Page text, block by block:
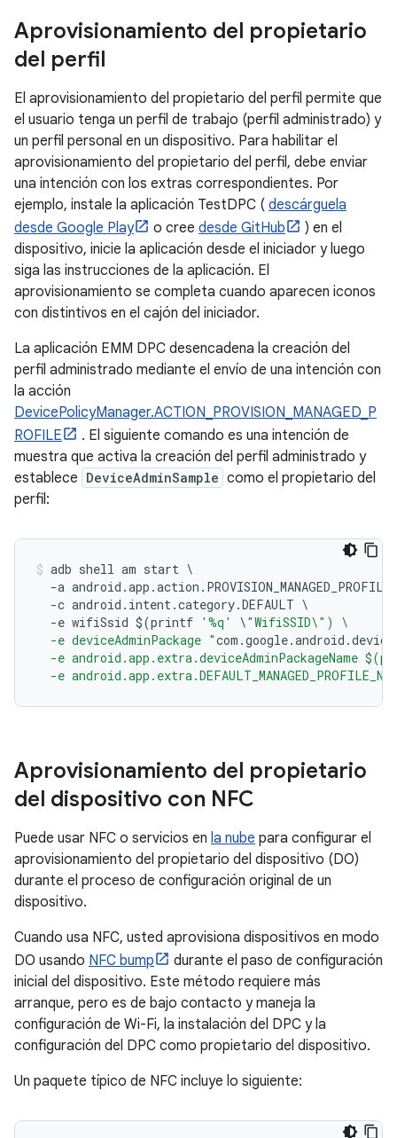
Aprovisionamiento del propietario
del perfil
El aprovisionamiento del propietario del perfil permite que
el usuario tenga un perfil de trabajo (perfil administrado) y
un perfil personal en un dispositivo. Para habilitar el
aprovisionamiento del propietario del perfil, debe enviar
una intención con los extras correspondientes. Por
ejemplo, instale la aplicación TestDPC ( descárguela
desde Google Play
o cree desde GitHub
) en el
dispositivo, inicie la aplicación desde el iniciador y luego
siga las instrucciones de la aplicación. El
aprovisionamiento se completa cuando aparecen iconos
con distintivos en el cajón del iniciador.
La aplicación EMM DPC desencadena la creación del
perfil administrado mediante el envío de una intención con
la acción
DevicePolicyManager.ACTION_PROVISION_MANAGED_P
ROFILE
. El siguiente comando es una intención de
muestra que activa la creación del perfil administrado y
establece DeviceAdminSample como el propietario del
perfil:
adb shell am start \
-a android .app .action . PROVISION_MANAGED_PROFILE
-c android . intent.category.DEFAULT \
-e wifiSsid $(printf '%q' \"WifiSSID\") \
-e deviceAdminPackage "com .google.android .
-e android.app.extra.deviceAdminPackageName
-e
Aprovisionamiento del propietario
del dispositivo con NFC
Puede usar NFC o servicios en la nube para configurar el
aprovisionamiento del propietario del dispositivo (DO)
durante el proceso de configuración original de un
dispositivo.
Cuando usa NFC, usted aprovisiona dispositivos en modo
DO usando NFC bump
durante el paso de configuración
inicial del dispositivo. Este método requiere más
arranque, pero es de bajo contacto y maneja la
configuración de Wi-Fi, la instalación del DPC y la
configuración del DPC como propietario del dispositivo.
Un paquete típico de NFC incluye lo siguiente: